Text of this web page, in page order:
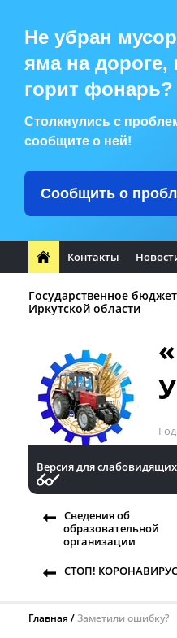
Не убран
яма на дороге,
горит фонарь?
Столкнулись с
сообщите о ней!
Сообщить о
Контакты
Государственное
Иркутской области
Версия для слабовидящих
Сведения об
образовательной
организации
СТОП!
Главная Заметили ошибку?